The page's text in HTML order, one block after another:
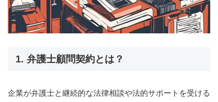
1. 弁護士顧問契約とは？
企業が弁護士と継続的な法律相談や法的サポートを受ける